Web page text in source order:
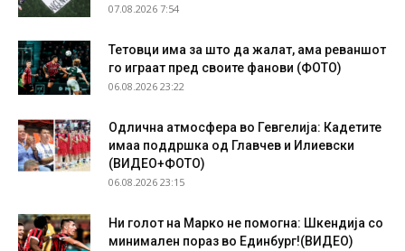
07.08.2026 7:54
Тетовци има за што да жалат, ама реваншот
го играат пред своите фанови (ФОТО)
06.08.2026 23:22
Одлична атмосфера во Гевгелија: Кадетите
имаа поддршка од Главчев и Илиевски
(ВИДЕО+ФОТО)
06.08.2026 23:15
Ни голот на Марко не помогна: Шкендија со
минимален пораз во Единбург!(ВИДЕО)